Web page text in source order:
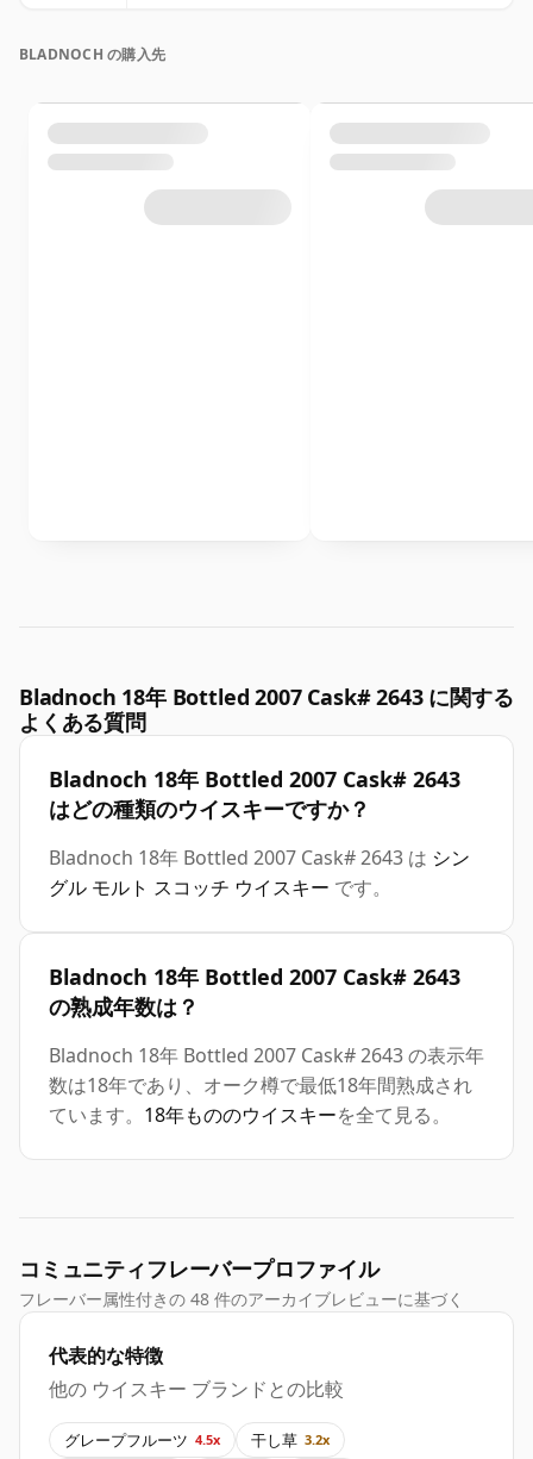
BLADNOCH の購入先
Bladnoch 18年 Bottled 2007 Cask# 2643 に関する
よくある質問
Bladnoch 18年 Bottled 2007 Cask# 2643
はどの種類のウイスキーですか？
Bladnoch 18年 Bottled 2007 Cask# 2643 は シン
グル モルト スコッチ ウイスキー です。
Bladnoch 18年 Bottled 2007 Cask# 2643
の熟成年数は？
Bladnoch 18年 Bottled 2007 Cask# 2643 の表示年
数は18年であり、オーク樽で最低18年間熟成され
ています。 18年もののウイスキーを全て見る。
コミュニティフレーバープロファイル
フレーバー属性付きの 48 件のアーカイブレビューに基づく
代表的な特徴
他の ウイスキー ブランドとの比較
グレープフルーツ 4.5x 干し草 3.2x